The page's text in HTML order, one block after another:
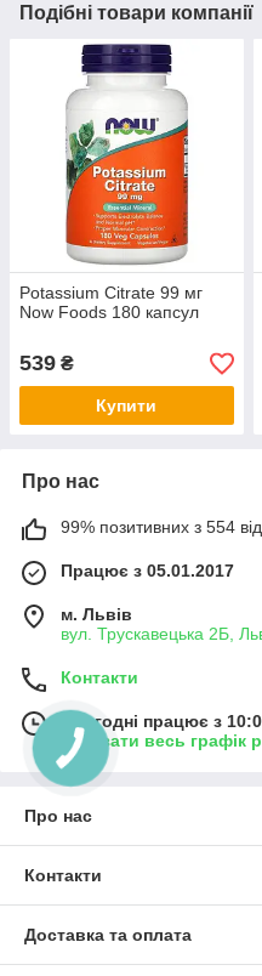
Подібні товари компанії
Potassium Citrate 99 мг
Now Foods 180 капсул
539 ₴
Купити
Про нас
99% позитивних з 554
Працює з 05.01.2017
м. Львів
вул. Трускавецька 2Б,
Контакти
Сьогодні працює з
Показати весь графік
Про нас
Контакти
Доставка та оплата